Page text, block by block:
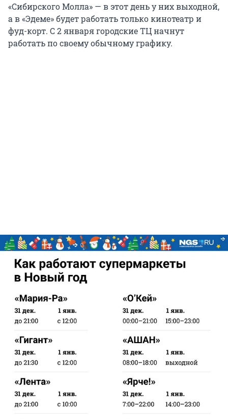
«Сибирского Молла» — в этот день у них выходной,
а в «Эдеме» будет работать только кинотеатр и
фуд-корт. С 2 января городские ТЦ начнут
работать по своему обычному графику.